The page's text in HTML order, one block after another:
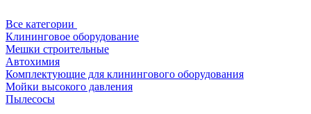
Все категории
Клининговое оборудование
Мешки строительные
Автохимия
Комплектующие для клинингового оборудования
Мойки высокого давления
Пылесосы